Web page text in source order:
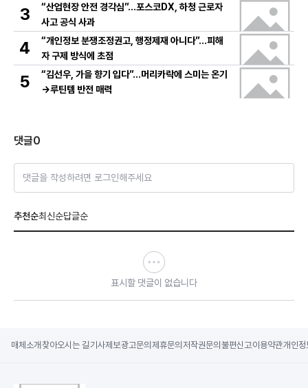
3
“산업현장 안전 경각심”…포스코DX, 하청 근로자
사고 공식 사과
4
“개인정보 분쟁조정권고, 행정제재 아니다”…피해
자 구제 방식에 초점
5
“김선우, 가을 향기 입다”…머리카락에 스미는 온기
→루틴템 반전 매력
댓글0
댓글을 작성하려면 로그인해주세요
추천순최신순답글순
표시할 댓글이 없습니다
매체소개 찾아오시는 길기사제보광고문의 제휴문의 저작권문의 불편신고이용약관개인정